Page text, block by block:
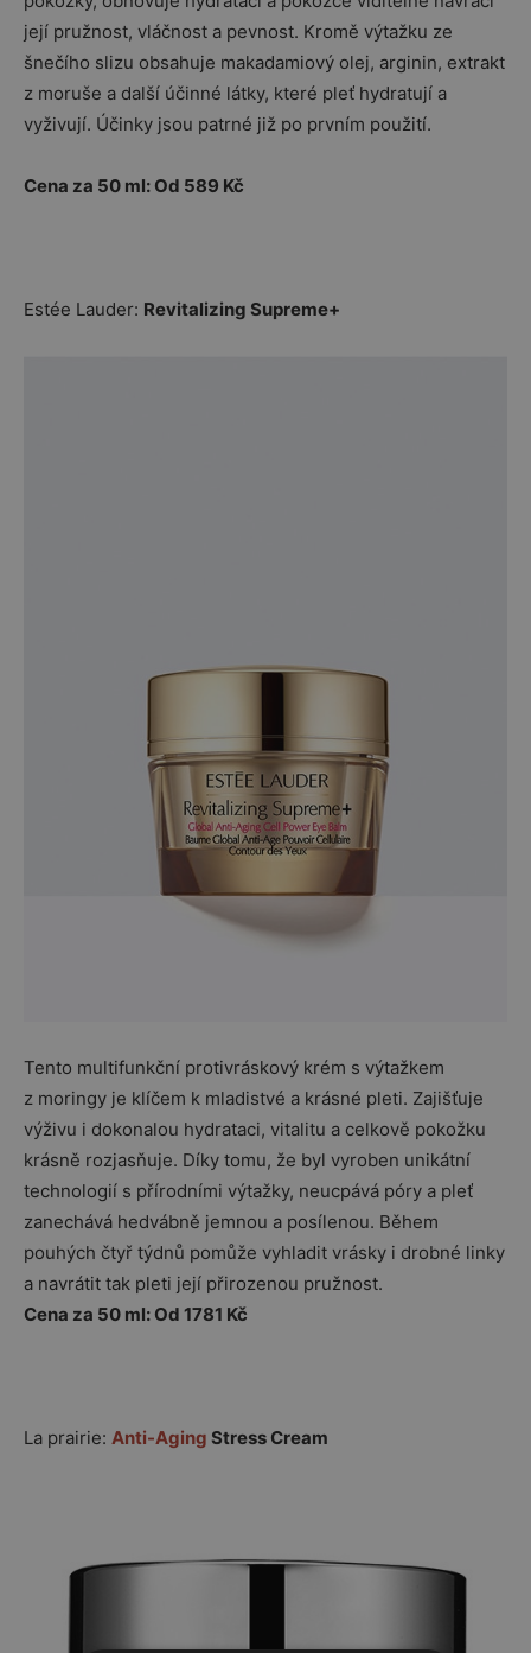
její pružnost, vláčnost a pevnost. Kromě výtažku ze
šnečího slizu obsahuje makadamiový olej, arginin, extrakt
z moruše a další účinné látky, které pleť hydratují a
vyživují. Účinky jsou patrné již po prvním použití.
Cena za 50 ml: Od 589 Kč
Estée Lauder: Revitalizing Supreme+
Tento multifunkční protivráskový krém s výtažkem
z moringy je klíčem k mladistvé a krásné pleti. Zajišťuje
výživu i dokonalou hydrataci, vitalitu a celkově pokožku
krásně rozjasňuje. Díky tomu, že byl vyroben unikátní
technologií s přírodními výtažky, neucpává póry a pleť
zanechává hedvábně jemnou a posílenou. Během
pouhých čtyř týdnů pomůže vyhladit vrásky i drobné linky
a navrátit tak pleti její přirozenou pružnost.
Cena za 50 ml: Od 1781 Kč
La prairie: Anti-Aging Stress Cream